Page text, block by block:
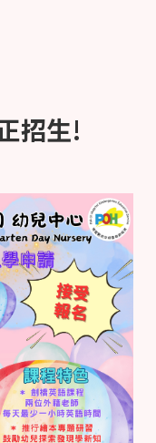
招生!